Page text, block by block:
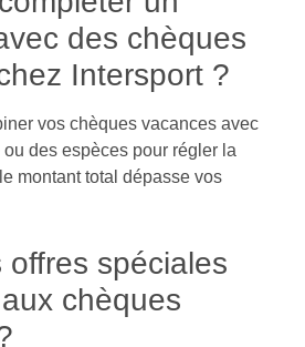
des chèques
Intersport ?
vos chèques vacances avec
des espèces pour régler la
montant total dépasse vos
offres spéciales
chèques